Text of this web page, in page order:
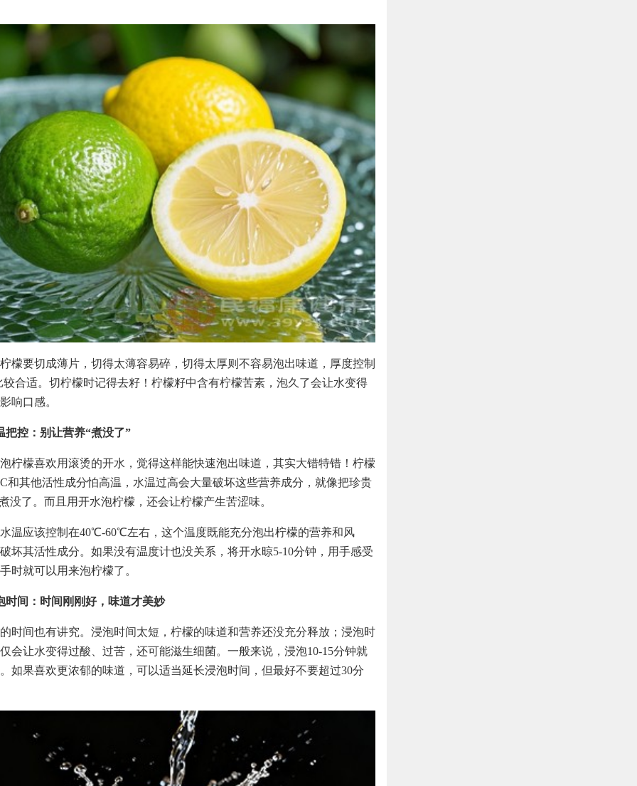
檬要切成薄片，切得太薄容易碎，切得太厚则不容易泡出味道，厚度控制
较合适。切柠檬时记得去籽！柠檬籽中含有柠檬苦素，泡久了会让水变得
响口感。
把控：别让营养“煮没了”
柠檬喜欢用滚烫的开水，觉得这样能快速泡出味道，其实大错特错！柠檬
和其他活性成分怕高温，水温过高会大量破坏这些营养成分，就像把珍贵
没了。而且用开水泡柠檬，还会让柠檬产生苦涩味。
温应该控制在40℃-60℃左右，这个温度既能充分泡出柠檬的营养和风
坏其活性成分。如果没有温度计也没关系，将开水晾5-10分钟，用手感受
时就可以用来泡柠檬了。
时间：时间刚刚好，味道才美妙
时间也有讲究。浸泡时间太短，柠檬的味道和营养还没充分释放；浸泡时
会让水变得过酸、过苦，还可能滋生细菌。一般来说，浸泡10-15分钟就
如果喜欢更浓郁的味道，可以适当延长浸泡时间，但最好不要超过30分